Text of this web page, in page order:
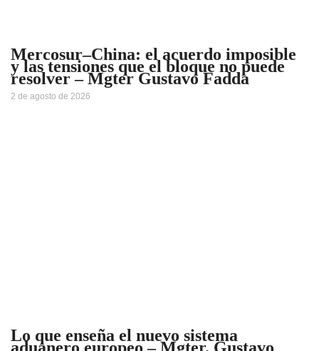
Mercosur–China: el acuerdo imposible
y las tensiones que el bloque no puede
resolver – Mgter Gustavo Fadda
2 de agosto de 2026
Lo que enseña el nuevo sistema